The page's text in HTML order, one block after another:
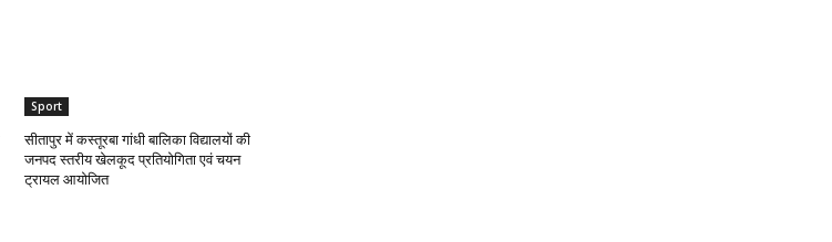
Sport
सीतापुर में कस्तूरबा गांधी बालिका विद्यालयों की
जनपद स्तरीय खेलकूद प्रतियोगिता एवं चयन
ट्रायल आयोजित